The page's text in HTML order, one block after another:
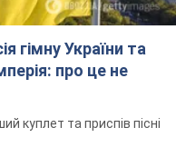
вони
про